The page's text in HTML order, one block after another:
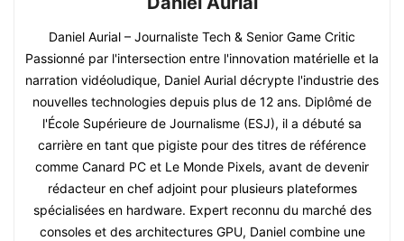
Daniel Aurial – Journaliste Tech & Senior Game Critic
Passionné par l'intersection entre l'innovation matérielle et la
narration vidéoludique, Daniel Aurial décrypte l'industrie des
nouvelles technologies depuis plus de 12 ans. Diplômé de
l'École Supérieure de Journalisme (ESJ), il a débuté sa
carrière en tant que pigiste pour des titres de référence
comme Canard PC et Le Monde Pixels, avant de devenir
rédacteur en chef adjoint pour plusieurs plateformes
spécialisées en hardware. Expert reconnu du marché des
consoles et des architectures GPU, Daniel combine une